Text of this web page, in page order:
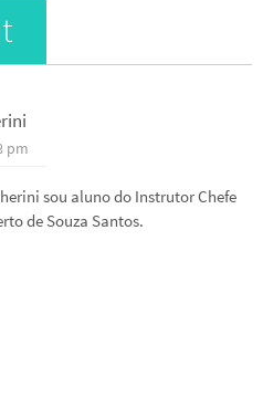
pm
sou aluno do Instrutor Chefe
de Souza Santos.